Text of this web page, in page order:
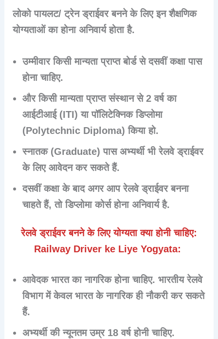
लोको पायलट/ ट्रेन ड्राईवर बनने के लिए इन शैक्षणिक
योग्यताओं का होना अनिवार्य होता है.
उम्मीवार किसी मान्यता प्राप्त बोर्ड सेदसवीं कक्षापास
होना चाहिए.
और किसी मान्यता प्राप्त संस्थान से 2 वर्ष का
आईटीआई (ITI) या पॉलिटेक्निक डिप्लोमा
(Polytechnic Diploma) किया हो.
स्नातक (Graduate) पास अभ्यर्थी भी रेलवे ड्राईवर
के लिए आवेदन कर सकते हैं.
दसवीं कक्षा के बाद अगर आप रेलवे ड्राईवर बनना
चाहते हैं, तो डिप्लोमा कोर्स होना अनिवार्य है.
रेलवे ड्राईवर बनने के लिए योग्यता क्या होनी चाहिए:
Railway Driver ke Liye Yogyata:
आवेदक भारत का नागरिक होना चाहिए. भारतीय रेलवे
विभाग में केवल भारत के नागरिक ही नौकरी कर सकते
हैं.
अभ्यर्थी की न्यूनतम उम्र 18 वर्षहोनी चाहिए.